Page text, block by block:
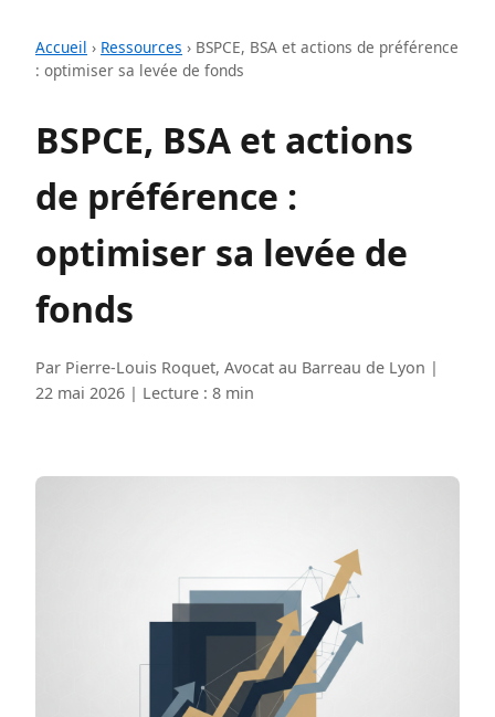
Accueil › Ressources › BSPCE, BSA et actions de préférence
: optimiser sa levée de fonds
BSPCE, BSA et actions
de préférence :
optimiser sa levée de
fonds
Par Pierre-Louis Roquet, Avocat au Barreau de Lyon |
22 mai 2026 | Lecture : 8 min